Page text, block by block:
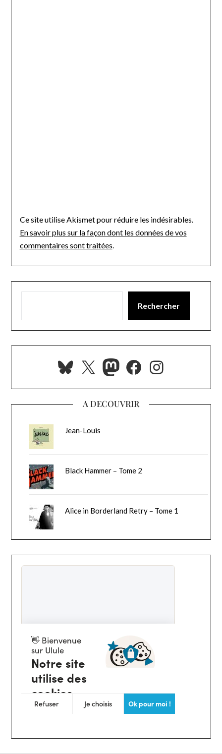
Ce site utilise Akismet pour réduire les indésirables.
En savoir plus sur la façon dont les données de vos
commentaires sont traitées.
Rechercher
Bluesky
X Mastodon
Facebook
A DECOUVRIR
Jean-Louis
Black Hammer – Tome 2
Alice in Borderland Retry – Tome 1